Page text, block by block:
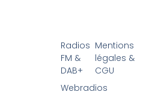
Radios
FM &
DAB+
Webradios
Mentions
légales &
CGU